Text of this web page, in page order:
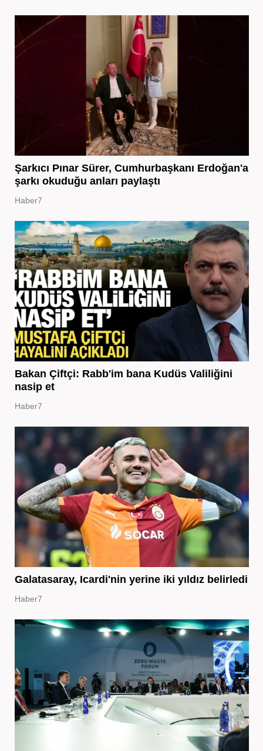
Şarkıcı Pınar Sürer, Cumhurbaşkanı Erdoğan'a
şarkı okuduğu anları paylaştı
Haber7
Bakan Çiftçi: Rabb'im bana Kudüs Valiliğini
nasip et
Haber7
Galatasaray, Icardi'nin yerine iki yıldız belirledi
Haber7